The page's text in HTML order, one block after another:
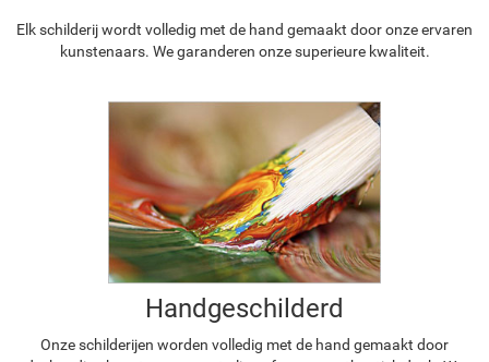
Elk schilderij wordt volledig met de hand gemaakt door onze ervaren
kunstenaars. We garanderen onze superieure kwaliteit.
Handgeschilderd
Onze schilderijen worden volledig met de hand gemaakt door